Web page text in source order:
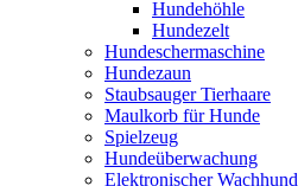
Hundehöhle
Hundezelt
Hundeschermaschine
Hundezaun
Staubsauger Tierhaare
Maulkorb für Hunde
Spielzeug
Hundeüberwachung
Elektronischer Wachhund